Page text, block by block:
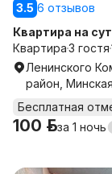
3.5 6 отзывов
Квартира на
Квартира3 гостя
Ленинского
район,
Бесплатная
100 р.за 1 ночь